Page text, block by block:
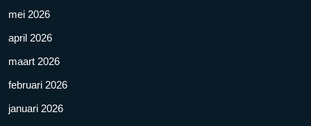
mei 2026
april 2026
maart 2026
februari 2026
januari 2026